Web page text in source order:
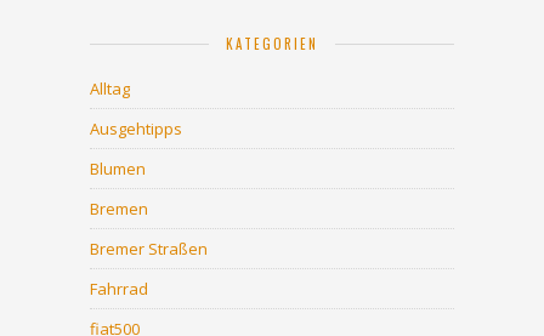
KATEGORIEN
Alltag
Ausgehtipps
Blumen
Bremen
Bremer Straßen
Fahrrad
fiat500